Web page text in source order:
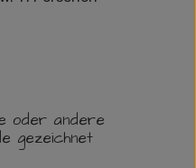
oder andere
gezeichnet